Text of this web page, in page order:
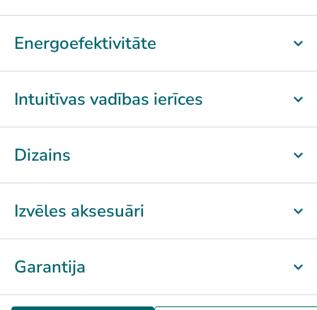
Energoefektivitāte
Intuitīvas vadības ierīces
Dizains
Izvēles aksesuāri
Garantija